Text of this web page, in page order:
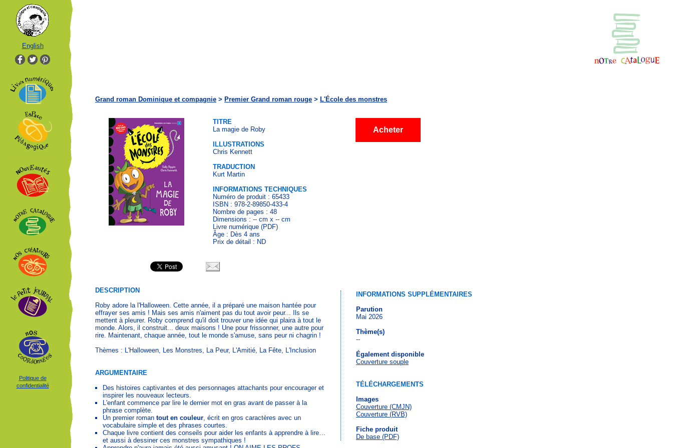
English
Politique de
confidentialité
Grand roman Dominique et compagnie > Premier Grand roman rouge > L'École des monstres
TITRE
La magie de Roby
ILLUSTRATIONS
Chris Kennett
TRADUCTION
Kurt Martin
INFORMATIONS TECHNIQUES
Numéro de produit : 65433
ISBN : 978-2-89850-433-4
Nombre de pages : 48
Dimensions : -- cm x -- cm
Livre numérique (PDF)
Âge : Dès 4 ans
Prix de détail : ND
Acheter
DESCRIPTION
Roby adore la l'Halloween. Cette année, il a préparé une maison hantée pour
effrayer ses amis ! Mais ses amis n'aiment pas du tout avoir peur... Ils se
mettent à pleurer. Roby comprend qu'il doit trouver une idée qui plaira à tout le
monde. Alors, il construit... deux maisons ! Une pour frissonner, une autre pour
rire. Maintenant, chaque année, tout le monde s'amuse, sans peur ni chagrin !
Thèmes : L'Halloween, Les Monstres, La Peur, L'Amitié, La Fête, L'Inclusion
ARGUMENTAIRE
Des histoires captivantes et des personnages attachants pour encourager et
inspirer les nouveaux lecteurs.
L'enfant commence par lire le dernier mot en gras avant de passer à la
phrase complète.
Un premier roman tout en couleur, écrit en gros caractères avec un
vocabulaire simple et des phrases courtes.
Chaque livre contient des conseils pour aider les enfants à apprendre à lire…
et aussi à dessiner ces monstres sympathiques !
INFORMATIONS SUPPLÉMENTAIRES
Parution
Mai 2026
Thème(s)
--
Également disponible
Couverture souple
TÉLÉCHARGEMENTS
Images
Couverture (CMJN)
Couverture (RVB)
Fiche produit
De base (PDF)